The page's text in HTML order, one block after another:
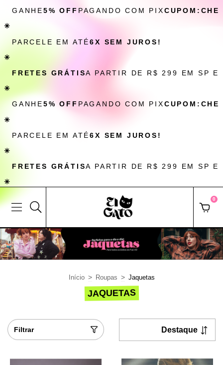
GANHE5% OFF PAGANDO COM PIX
✳
PARCELE EM ATÉ6X SEM JUROS!
✳
FRETES GRÁTISA PARTIR DE R$ 299 EM SP
✳
GANHE5% OFF PAGANDO COM PIX
✳
PARCELE EM ATÉ6X SEM JUROS!
✳
FRETES GRÁTISA PARTIR DE R$ 299 EM SP
✳
0
Início > Roupas > Jaquetas
JAQUETAS
Filtrar